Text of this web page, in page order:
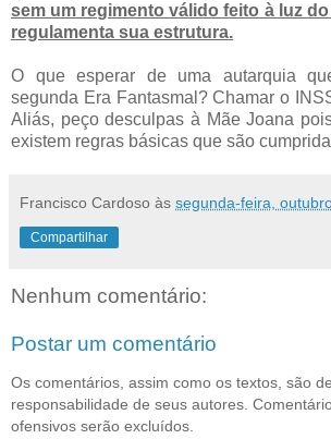
sem um regimento válido feito à luz
regulamenta sua estrutura.
O que esperar de uma autarquia
segunda Era Fantasmal? Chamar o
Aliás, peço desculpas à Mãe Joana
existem regras básicas que são
Francisco Cardoso às segunda-feira,
Compartilhar
Nenhum comentário:
Postar um comentário
Os comentários, assim como os textos, são de
responsabilidade de seus autores.
ofensivos serão excluídos.